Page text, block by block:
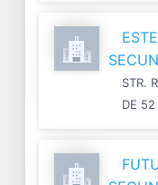
STR.
DE 52